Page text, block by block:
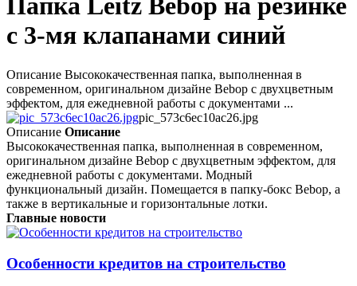
Папка Leitz Bebop на резинке
c 3-мя клапанами синий
Описание Высококачественная папка, выполненная в
современном, оригинальном дизайне Bebop с двухцветным
эффектом, для ежедневной работы с документами ...
pic_573c6ec10ac26.jpg
Описание Описание
Высококачественная папка, выполненная в современном,
оригинальном дизайне Bebop с двухцветным эффектом, для
ежедневной работы с документами. Модный
функциональный дизайн. Помещается в папку-бокс Bebop, а
также в вертикальные и горизонтальные лотки.
Главные новости
Особенности кредитов на строительство